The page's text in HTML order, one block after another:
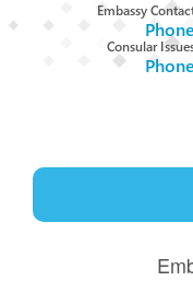
Embassy
Phone
Consular
Phone